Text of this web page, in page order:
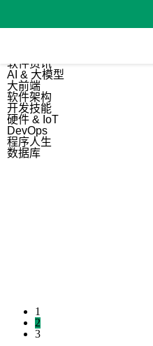
软件资讯
AI & 大模型
大前端
软件架构
开发技能
硬件 & IoT
DevOps
程序人生
数据库
1
2
3